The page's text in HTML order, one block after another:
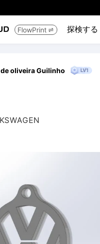
FlowPrint  探検する
oliveira Guilinho